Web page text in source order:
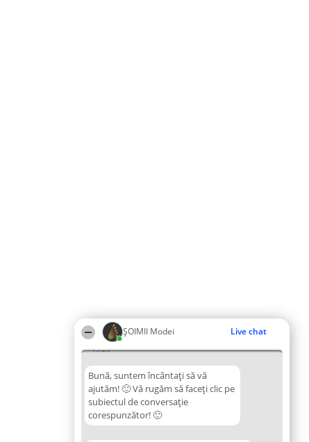
ȘOIMII Modei Live chat
19:26
Bună, suntem încântați să vă
ajutăm! 🙂 Vă rugăm să faceți clic pe
subiectul de conversație
corespunzător! 🙂